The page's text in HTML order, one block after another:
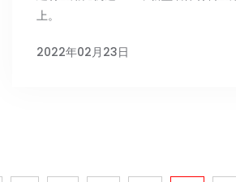
上。
2022年02月23日